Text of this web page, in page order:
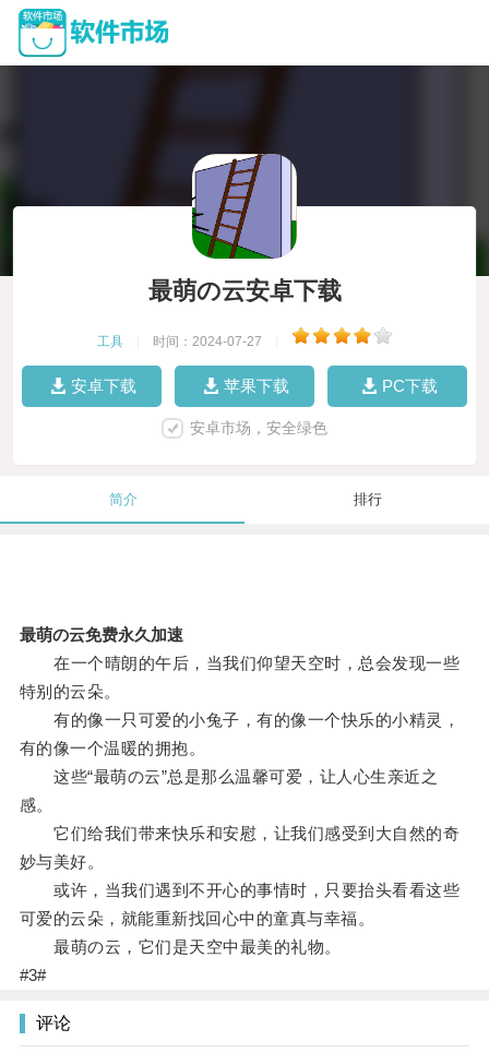
最萌の云安卓下载
工具 时间：2024-07-27
安卓下载 苹果下载 PC下载
安卓市场，安全绿色
简介 排行
最萌の云免费永久加速
在一个晴朗的午后，当我们仰望天空时，总会发现一些
特别的云朵。
有的像一只可爱的小兔子，有的像一个快乐的小精灵，
有的像一个温暖的拥抱。
这些“最萌の云”总是那么温馨可爱，让人心生亲近之
感。
它们给我们带来快乐和安慰，让我们感受到大自然的奇
妙与美好。
或许，当我们遇到不开心的事情时，只要抬头看看这些
可爱的云朵，就能重新找回心中的童真与幸福。
最萌の云，它们是天空中最美的礼物。
#3#
评论